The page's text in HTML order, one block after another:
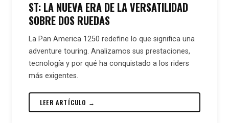
ST: LA NUEVA ERA DE LA VERSATILIDAD
SOBRE DOS RUEDAS
La Pan America 1250 redefine lo que significa una
adventure touring. Analizamos sus prestaciones,
tecnología y por qué ha conquistado a los riders
más exigentes.
LEER ARTÍCULO →